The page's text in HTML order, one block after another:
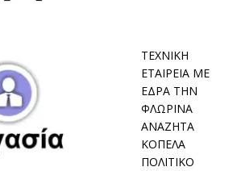
ΤΕΧΝΙΚΗ
ΕΤΑΙΡΕΙΑ ΜΕ
ΕΔΡΑ ΤΗΝ
ΦΛΩΡΙΝΑ
ΑΝΑΖΗΤΑ
ΚΟΠΕΛΑ
ΠΟΛΙΤΙΚΟ